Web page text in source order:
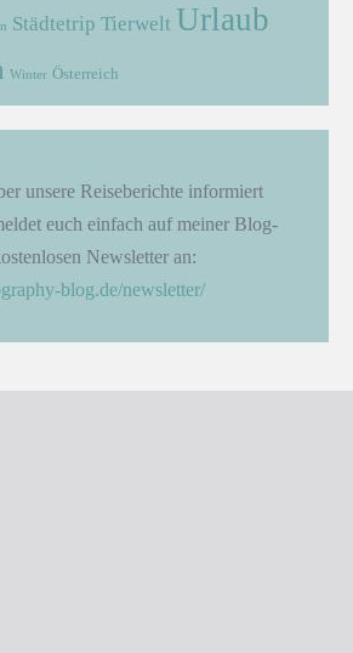
Städtetrip Tierwelt Urlaub
Winter Österreich
unsere Reiseberichte informiert
euch einfach auf meiner Blog-
Newsletter an:
blog.de/newsletter/